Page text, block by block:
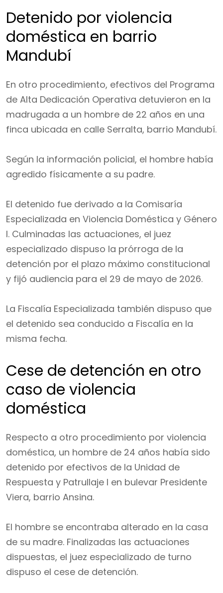
Detenido por violencia
doméstica en barrio
Mandubí
En otro procedimiento, efectivos del Programa
de Alta Dedicación Operativa detuvieron en la
madrugada a un hombre de 22 años en una
finca ubicada en calle Serralta, barrio Mandubí.
Según la información policial, el hombre había
agredido físicamente a su padre.
El detenido fue derivado a la Comisaría
Especializada en Violencia Doméstica y Género
I. Culminadas las actuaciones, el juez
especializado dispuso la prórroga de la
detención por el plazo máximo constitucional
y fijó audiencia para el 29 de mayo de 2026.
La Fiscalía Especializada también dispuso que
el detenido sea conducido a Fiscalía en la
misma fecha.
Cese de detención en otro
caso de violencia
doméstica
Respecto a otro procedimiento por violencia
doméstica, un hombre de 24 años había sido
detenido por efectivos de la Unidad de
Respuesta y Patrullaje I en bulevar Presidente
Viera, barrio Ansina.
El hombre se encontraba alterado en la casa
de su madre. Finalizadas las actuaciones
dispuestas, el juez especializado de turno
dispuso el cese de detención.